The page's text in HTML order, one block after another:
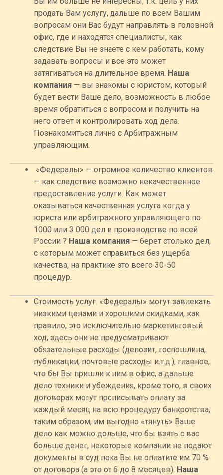
продать Вам услугу, дальше по всем Вашим
вопросам они Вас будут направлять в головной
офис, где и находятся специалисты, как
следствие Вы не знаете с кем работать, кому
задавать вопросы и все это может
затягиваться на длительное время. Наша
компания — вы знакомы с юристом, который
будет вести Ваше дело, возможность в любое
время обратиться с вопросом и получить на
него ответ и контролировать ход дела.
Познакомиться лично с Арбитражным
управляющим.
«Федералы» — огромное количество клиентов
— как следствие возможно некачественное
предоставление услуги. Как может
оказываться качественная услуга когда у
юриста или арбитражного управляющего по
1000 или 3 000 дел в производстве по всей
России ? Наша компания — берет столько дел,
с которым может справиться без ущерба
качества, на практике это всего 30-50
процедур.
Стоимость услуг. «Федералы» могут завлекать
низкими ценами и хорошими скидками, как
правило, это исключительно маркетинговый
ход, здесь они не предусматривают
обязательные расходы (депозит, госпошлина,
публикации, почтовые расходы и.т.д.), главное,
что бы Вы пришли к ним в офис, а дальше
дело техники и убеждения, кроме того, в своих
договорах могут прописывать оплату за
каждый месяц на всю процедуру банкротства,
таким образом, им выгодно «тянуть» Ваше
дело как можно дольше, что бы взять с вас
больше денег, некоторые компании не подают
документы в суд пока Вы не оплатите им 70 %
от договора (а это от 6 до 8 месяцев). Наша